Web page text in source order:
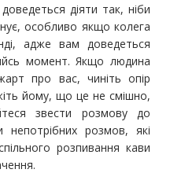
діяти так, ніби
особливо якщо колега
адже вам доведеться
момент. Якщо людина
про вас, чиніть опір
йому, що це не смішно,
звести розмову до
непотрібних розмов, які
розпивання кави